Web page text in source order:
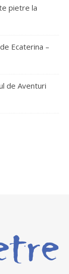
pietre la
Ecaterina –
de Aventuri